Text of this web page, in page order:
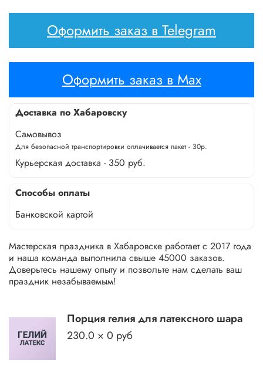
Оформить заказ в Telegram
Оформить заказ в Max
Доставка по Хабаровску
Самовывоз
Для безопасной транспортировки оплачивается пакет - 30р.
Курьерская доставка - 350 руб.
Способы оплаты
Банковской картой
Порция гелия для латексного шара
230.0 × 0 руб
Мастерская праздника в Хабаровске работает с 2017 года
и наша команда выполнила свыше 45000 заказов.
Доверьтесь нашему опыту и позвольте нам сделать ваш
праздник незабываемым!